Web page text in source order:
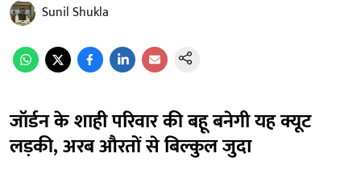
Sunil Shukla
जॉर्डन के शाही परिवार की बहू बनेगी यह क्यूट
लड़की, अरब औरतों से बिल्कुल जुदा